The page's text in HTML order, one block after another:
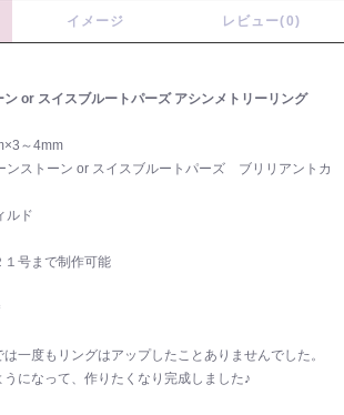
イメージ レビュー(0)
ン or スイスブルートパーズ アシンメトリーリング
～4mm
ンストーン or スイスブルートパーズ ブリリアントカ
ルド
１号まで制作可能
一度もリングはアップしたことありませんでした。
になって、作りたくなり完成しました♪